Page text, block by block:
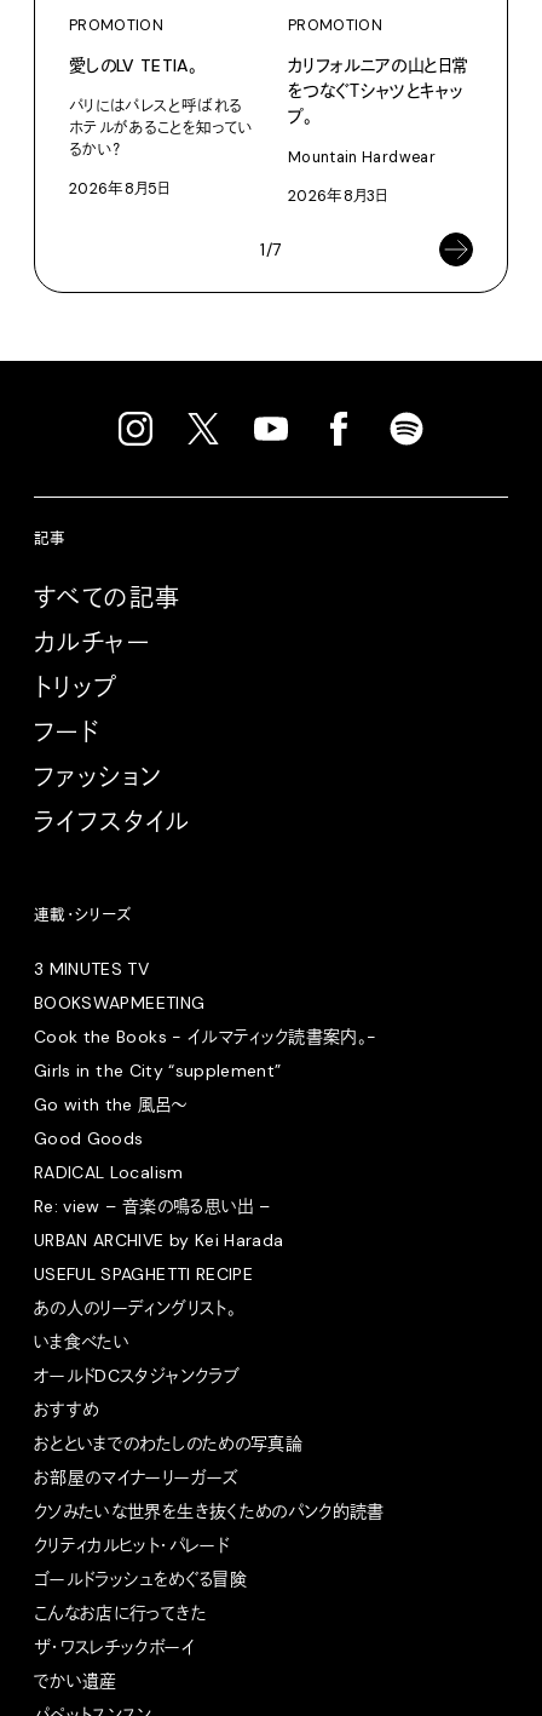
PROMOTION
愛しのLV TETIA。
パリにはパレスと呼ばれる
ホテルがあることを知ってい
るかい？
2026年8月5日
PROMOTION
カリフォルニアの山と日常
をつなぐＴシャツとキャッ
プ。
Mountain Hardwear
2026年8月3日
1/7
記事
すべての記事
カルチャー
トリップ
フード
ファッション
ライフスタイル
連載・シリーズ
3 MINUTES TV
BOOKSWAPMEETING
Cook the Books - イルマティック読書案内。-
Girls in the City “supplement”
Go with the 風呂〜
Good Goods
RADICAL Localism
Re: view – 音楽の鳴る思い出 –
URBAN ARCHIVE by Kei Harada
USEFUL SPAGHETTI RECIPE
あの人のリーディングリスト。
いま食べたい
オールドDCスタジャンクラブ
おすすめ
おとといまでのわたしのための写真論
お部屋のマイナーリーガーズ
クソみたいな世界を生き抜くためのパンク的読書
クリティカルヒット・パレード
ゴールドラッシュをめぐる冒険
こんなお店に行ってきた
ザ・ワスレチックボーイ
でかい遺産